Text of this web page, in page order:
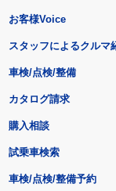
お客様Voice
スタッフによるクルマ
車検/点検/整備
カタログ請求
購入相談
試乗車検索
車検/点検/整備予約